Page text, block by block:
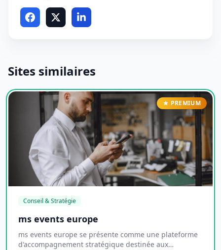
Sites similaires
PREMIUM
Conseil & Stratégie
ms events europe
ms events europe se présente comme une plateforme
d'accompagnement stratégique destinée aux